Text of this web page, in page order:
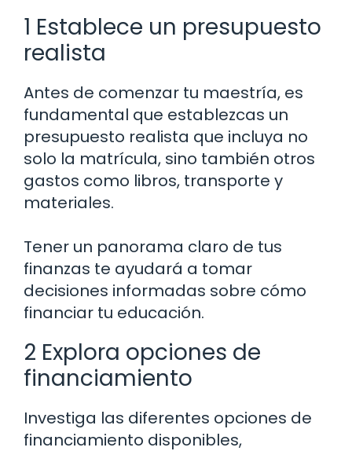
1 Establece un presupuesto
realista
Antes de comenzar tu maestría, es
fundamental que establezcas un
presupuesto realista que incluya no
solo la matrícula, sino también otros
gastos como libros, transporte y
materiales.
Tener un panorama claro de tus
finanzas te ayudará a tomar
decisiones informadas sobre cómo
financiar tu educación.
2 Explora opciones de
financiamiento
Investiga las diferentes opciones de
financiamiento disponibles,